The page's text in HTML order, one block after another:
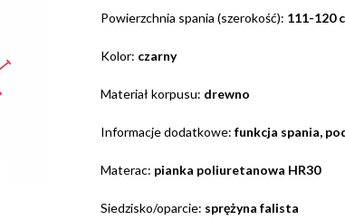
Powierzchnia spania (szerokość): 111-120
Kolor: czarny
Materiał korpusu: drewno
Informacje dodatkowe: funkcja spania,
Materac: pianka poliuretanowa HR30
Siedzisko/oparcie: sprężyna falista